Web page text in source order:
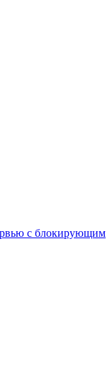
с блокирующим